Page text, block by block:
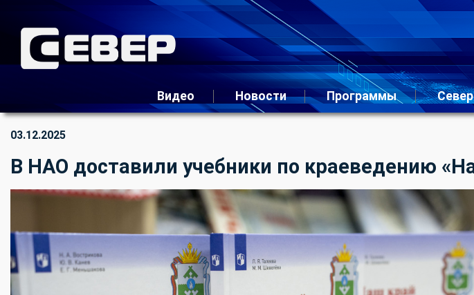
Видео Новости Программы
03.12.2025
В НАО доставили учебники по краеведению